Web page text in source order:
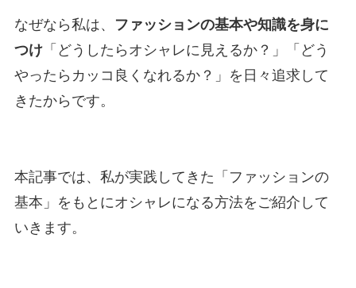
なぜなら私は、
ファッションの基本や知識を身に
つけ「どうしたらオシャレに見えるか？」「どう
やったらカッコ良くなれるか？」を日々追求して
きたからです。
本記事では、私が実践してきた「ファッションの
基本」をもとにオシャレになる方法をご紹介して
いきます。